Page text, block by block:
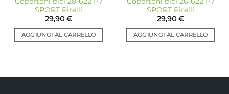
SPORT Pirelli
29,90 €
AGGIUNGI AL CARRELLO
SPORT Pirelli
29,90 €
AGGIUNGI AL CARRELLO